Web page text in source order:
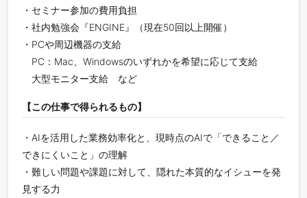
・セミナー参加の費用負担
・社内勉強会『ENGINE』（現在50回以上開催）
・PCや周辺機器の支給
PC：Mac、Windowsのいずれかを希望に応じて支給
大型モニター支給 など
【この仕事で得られるもの】
・AIを活用した業務効率化と、現時点のAIで「できること／
できにくいこと」の理解
・難しい問題や課題に対して、隠れた本質的なイシューを発
見する力